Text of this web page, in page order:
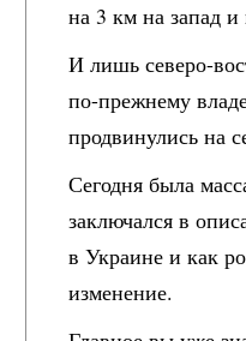
на 3 км на запад и
И лишь северо-
по-прежнему
продвинулись на
Сегодня была
заключался в
в Украине и как
изменение.